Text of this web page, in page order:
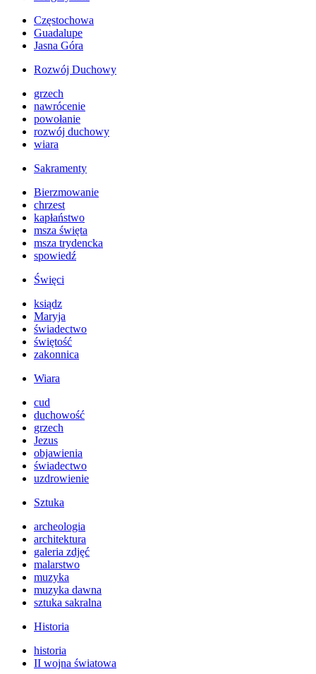
Częstochowa
Guadalupe
Jasna Góra
Rozwój Duchowy
grzech
nawrócenie
powołanie
rozwój duchowy
wiara
Sakramenty
Bierzmowanie
chrzest
kapłaństwo
msza święta
msza trydencka
spowiedź
Święci
ksiądz
Maryja
świadectwo
świętość
zakonnica
Wiara
cud
duchowość
grzech
Jezus
objawienia
świadectwo
uzdrowienie
Sztuka
archeologia
architektura
galeria zdjęć
malarstwo
muzyka
muzyka dawna
sztuka sakralna
Historia
historia
II wojna światowa